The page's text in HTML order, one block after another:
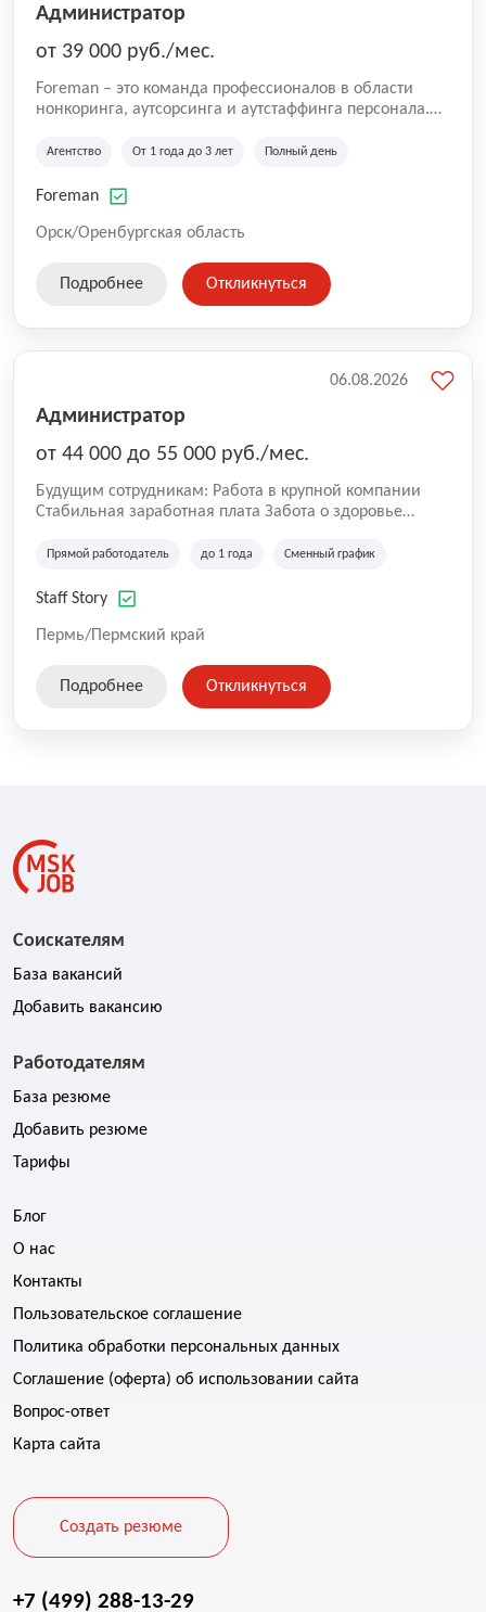
Администратор
от 39 000 руб./мес.
Foreman – это команда профессионалов в области
нонкоринга, аутсорсинга и аутстаффинга персонала.
реализовывать проекты любой сложности, в которых
уровня роста и развития по всей России. В работе
вакансий. Если вы не нашли подходящую вакансию,
свяжемся с вами в ближайшее время.
Агентство От 1 года до 3 лет Полный день
Foreman
Орск/Оренбургская область
Подробнее Откликнуться
Администратор
от 44 000 до 55 000 руб./мес.
Будущим сотрудникам: Работа в крупной компании
Стабильная заработная плата Забота о здоровье
Возможность профессионального и карьерного роста
Story удобнее, открывая возможности для постоянного
Прямой работодатель до 1 года Сменный график
Staff Story
Пермь/Пермский край
06.08.2026
Подробнее Откликнуться
Соискателям
База вакансий
Добавить вакансию
Работодателям
База резюме
Добавить резюме
Тарифы
Блог
О нас
Контакты
Пользовательское соглашение
Политика обработки персональных данных
Соглашение (оферта) об использовании сайта
Вопрос-ответ
Карта сайта
Создать резюме
+7 (499) 288-13-29